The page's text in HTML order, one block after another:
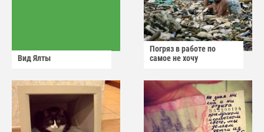
Вид Ялты
Погряз в работе по
самое не хочу